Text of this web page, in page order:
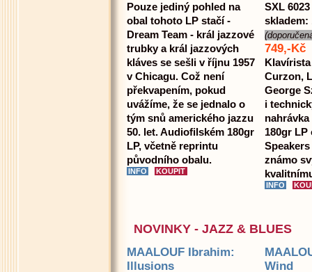
Pouze jediný pohled na
obal tohoto LP stačí -
Dream Team - král jazzové
trubky a král jazzových
kláves se sešli v říjnu 1957
v Chicagu. Což není
překvapením, pokud
uvážíme, že se jednalo o
tým snů amerického jazzu
50. let. Audiofilském 180gr
LP, včetně reprintu
původního obalu.
SXL 6023
skladem:
749,-Kč
Curzon,
George
i
180gr
známo
NOVINKY - JAZZ & BLUES
MAALOUF Ibrahim:
Illusions
Wind